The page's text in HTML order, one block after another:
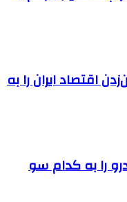
اقتصاد ایران را به
را به کدام سو